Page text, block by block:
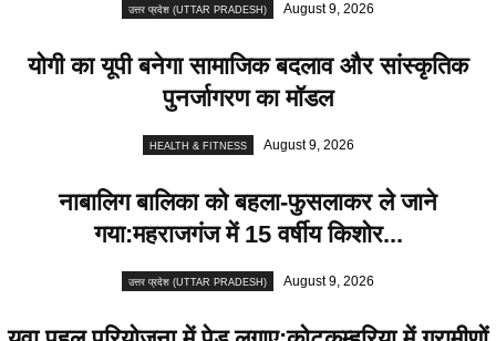
उत्तर प्रदेश (UTTAR PRADESH) August 9, 2026
योगी का यूपी बनेगा सामाजिक बदलाव और सांस्कृतिक
पुनर्जागरण का मॉडल
HEALTH & FITNESS August 9, 2026
नाबालिग बालिका को बहला-फुसलाकर ले जाने
गया:महराजगंज में 15 वर्षीय किशोर...
उत्तर प्रदेश (UTTAR PRADESH) August 9, 2026